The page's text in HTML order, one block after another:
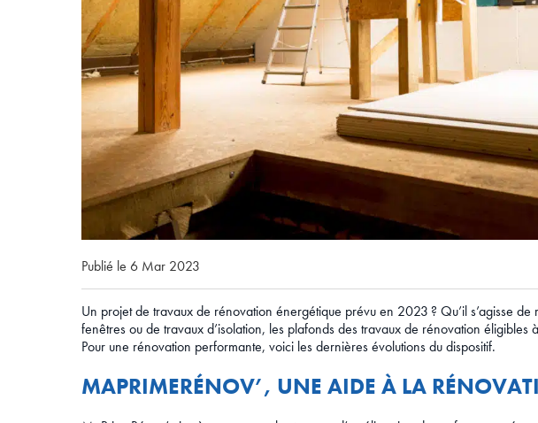
Publié le 6 Mar 2023
Un projet de travaux de rénovation énergétique prévu en 2023 ? Qu’il s’agisse
fenêtres ou de travaux d’isolation, les plafonds des travaux de rénovation éligibles
Pour une rénovation performante, voici les dernières évolutions du dispositif.
MAPRIMERÉNOV’, UNE AIDE À LA